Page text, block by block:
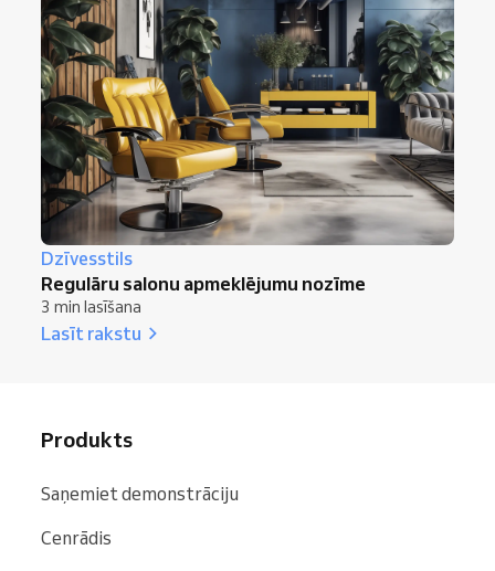
Dzīvesstils
Regulāru salonu apmeklējumu nozīme
3 min lasīšana
Lasīt rakstu
Produkts
Saņemiet demonstrāciju
Cenrādis